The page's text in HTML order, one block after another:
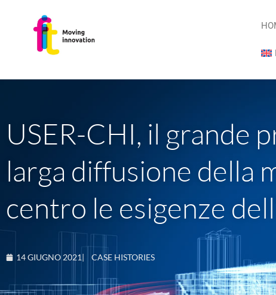
USER-CHI, il grande
larga diffusione della
centro le esigenze
14 GIUGNO 2021| CASE HISTORIES